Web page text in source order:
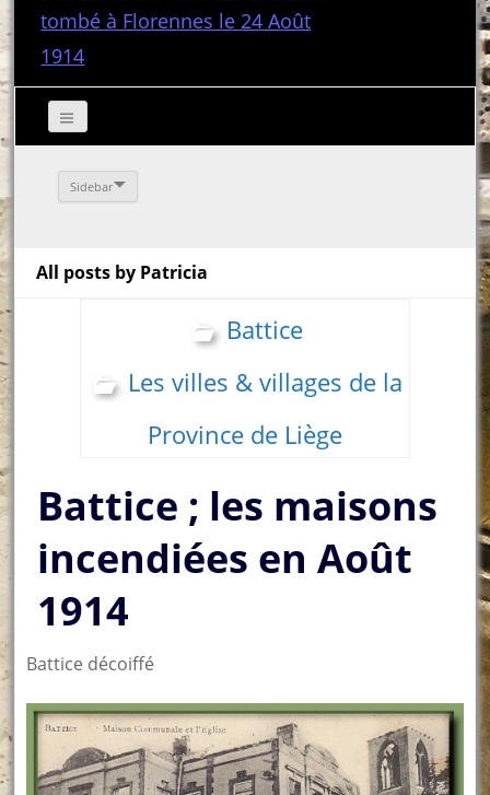
tombé à Florennes le 24 Août
1914
Sidebar
All posts by Patricia
Battice
Les villes & villages de la
Province de Liège
Battice ; les maisons
incendiées en Août
1914
Battice décoiffé